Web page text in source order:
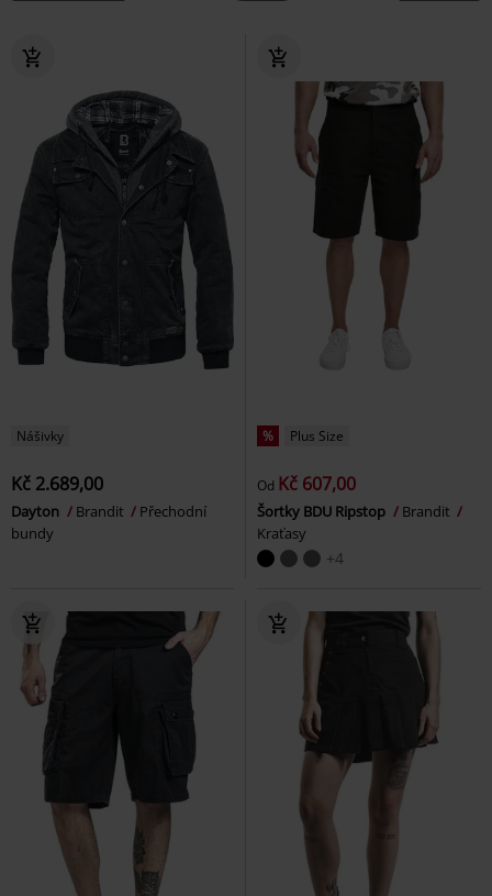
Nášivky
Kč 2.689,00
Dayton Brandit
Přechodní
bundy
% Plus Size
Od Kč 607,00
Šortky BDU Ripstop
Brandit
Kraťasy
+4